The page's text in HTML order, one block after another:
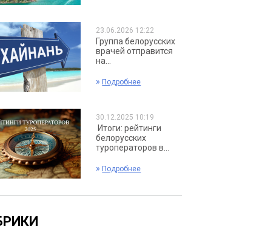
23.06.2026 12:22
Группа белорусских
врачей отправится
на...
» Подробнее
30.12.2025 10:19
Итоги: рейтинги
белорусских
туроператоров в...
» Подробнее